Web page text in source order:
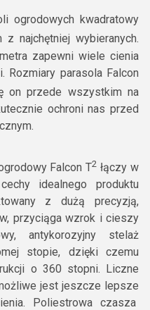
ogrodowych kwadratowy
najchętniej wybieranych.
zapewni wiele cienia
Rozmiary parasola Falcon
on przede wszystkim na
ochroni nas przed
Falcon T2 łączy w
idealnego produktu
z dużą precyzją,
przyciąga wzrok i cieszy
antykorozyjny stelaż
stopie, dzięki czemu
o 360 stopni. Liczne
jest jeszcze lepsze
Poliestrowa czasza